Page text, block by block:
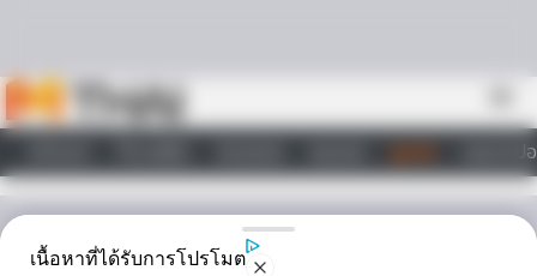
วอลเปเ
ไลฟ์สไตล์
ดูดวงเนื้อหาที่ได้รับการโปรโมต